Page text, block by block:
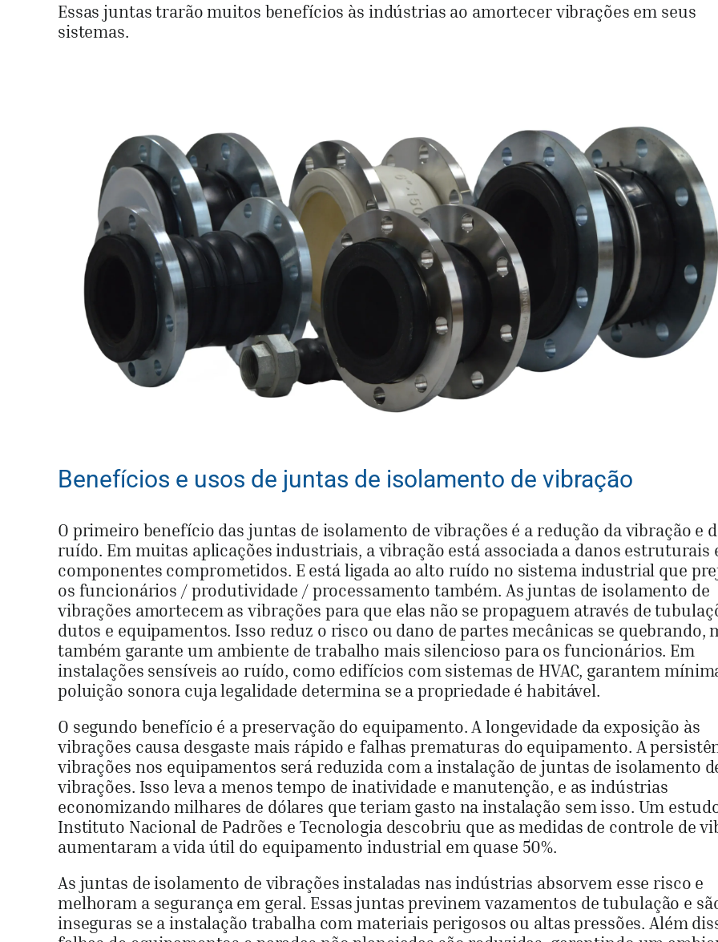
Essas juntas trarão muitos benefícios às indústrias ao amortecer vibrações em seus
sistemas.
Benefícios e usos de juntas de isolamento de vibração
O primeiro benefício das juntas de isolamento de vibrações é a redução da vibração e
ruído. Em muitas aplicações industriais, a vibração está associada a danos estruturais
componentes comprometidos. E está ligada ao alto ruído no sistema industrial que
os funcionários / produtividade / processamento também. As juntas de isolamento de
vibrações amortecem as vibrações para que elas não se propaguem através de
dutos e equipamentos. Isso reduz o risco ou dano de partes mecânicas se quebrando,
também garante um ambiente de trabalho mais silencioso para os funcionários. Em
instalações sensíveis ao ruído, como edifícios com sistemas de HVAC, garantem
poluição sonora cuja legalidade determina se a propriedade é habitável.
O segundo benefício é a preservação do equipamento. A longevidade da exposição às
vibrações causa desgaste mais rápido e falhas prematuras do equipamento. A
vibrações nos equipamentos será reduzida com a instalação de juntas de isolamento
vibrações. Isso leva a menos tempo de inatividade e manutenção, e as indústrias
economizando milhares de dólares que teriam gasto na instalação sem isso. Um
Instituto Nacional de Padrões e Tecnologia descobriu que as medidas de controle de
aumentaram a vida útil do equipamento industrial em quase 50%.
As juntas de isolamento de vibrações instaladas nas indústrias absorvem esse risco e
melhoram a segurança em geral. Essas juntas previnem vazamentos de tubulação e
inseguras se a instalação trabalha com materiais perigosos ou altas pressões. Além